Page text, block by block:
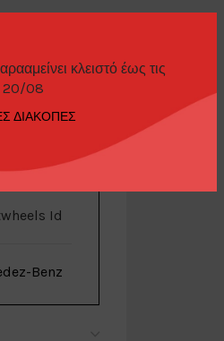
κλειστό έως τις
20/08
ΔΙΑΚΟΠΕΣ
Id
Benz